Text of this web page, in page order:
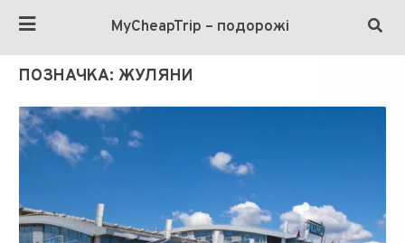
MyCheapTrip – подорожі
ПОЗНАЧКА: ЖУЛЯНИ